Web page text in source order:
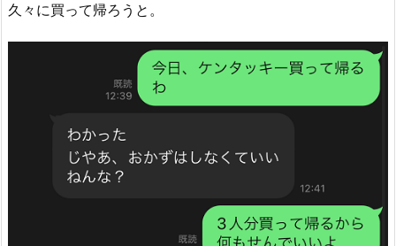
久々に買って帰ろうと。